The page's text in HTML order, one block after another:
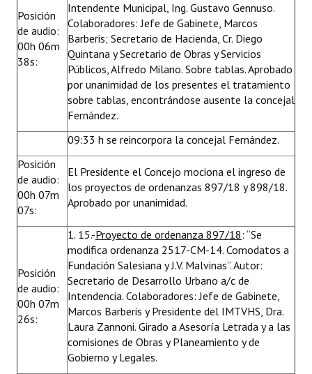
Posición
de audio:
00h 06m
38s:
Intendente Municipal, Ing. Gustavo Gennuso.
Colaboradores: Jefe de Gabinete, Marcos
Barberis; Secretario de Hacienda, Cr. Diego
Quintana y Secretario de Obras y Servicios
Públicos, Alfredo Milano. Sobre tablas. Aprobado
por unanimidad de los presentes el tratamiento
sobre tablas, encontrándose ausente la concejal
Fernández.
09:33 h se reincorpora la concejal Fernández.
Posición
de audio:
00h 07m
07s:
El Presidente el Concejo mociona el ingreso de
los proyectos de ordenanzas 897/18 y 898/18.
Aprobado por unanimidad.
Posición
de audio:
00h 07m
26s:
1. 15.-Proyecto de ordenanza 897/18: “Se
modifica ordenanza 2517-CM-14. Comodatos a
Fundación Salesiana y J.V. Malvinas”. Autor:
Secretario de Desarrollo Urbano a/c de
Intendencia. Colaboradores: Jefe de Gabinete,
Marcos Barberis y Presidente del IMTVHS, Dra.
Laura Zannoni. Girado a Asesoría Letrada y a las
comisiones de Obras y Planeamiento y de
Gobierno y Legales.